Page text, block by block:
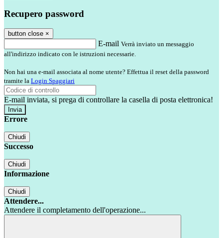
Recupero password
button close ×
E-mail Verrà inviato un messaggio
all'indirizzo indicato con le istruzioni necessarie.
Non hai una e-mail associata al nome utente? Effettua il reset della password
tramite la Login Spaggiari
E-mail inviata, si prega di controllare la casella di posta elettronica!
Errore
Chiudi
Successo
Chiudi
Informazione
Chiudi
Attendere...
Attendere il completamento dell'operazione...